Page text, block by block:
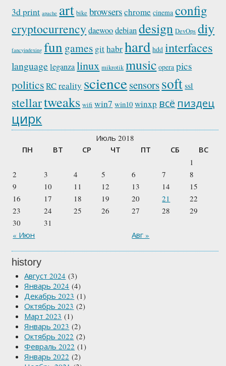
3d print apache art bike browserschrome cinema config
cryptocurrencydaewoodebiandesign DevOps diy
fancyindexing fun games githabrhard hdd interfaces
language leganzalinux mikrotik music opera pics
politicsRCreality sciencesensorssoftssl
stellartweaks wifi win7 win10 winxp всё пиздец
цирк
Июль 2018
ПН ВТ СР ЧТ ПТ СБ ВС
« Июн Авг »
1
2
3 4 5 6 7
8
9
10 11 12 13 14
15
16
17 18 19 20 21
22
23
24 25 26 27 28
29
30
31
history
Август 2024 (3)
Январь 2024 (4)
Декабрь 2023 (1)
Октябрь 2023 (2)
Март 2023 (1)
Январь 2023 (2)
Октябрь 2022 (2)
Февраль 2022 (1)
Январь 2022 (2)